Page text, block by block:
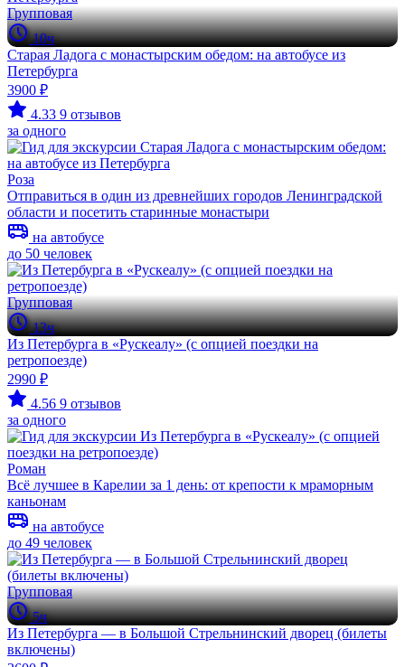
Групповая
10ч
Старая Ладога с монастырским обедом: на автобусе из
Петербурга
3900 ₽
4.33 9 отзывов
за одного
Роза
Отправиться в один из древнейших городов Ленинградской
области и посетить старинные монастыри
на автобусе
до 50 человек
Групповая
13ч
Из Петербурга в «Рускеалу» (с опцией поездки на
ретропоезде)
2990 ₽
4.56 9 отзывов
за одного
Роман
Всё лучшее в Карелии за 1 день: от крепости к мраморным
каньонам
на автобусе
до 49 человек
Групповая
5ч
Из Петербурга — в Большой Стрельнинский дворец (билеты
включены)